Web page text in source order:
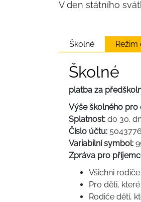
V den státního
Školné Režim
Školné
platba za
Výše školného pro
Splatnost: do 30.
Číslo účtu:
Variabilní symbol:
Zpráva pro
Všichni
Pro děti,
Rodiče dětí,